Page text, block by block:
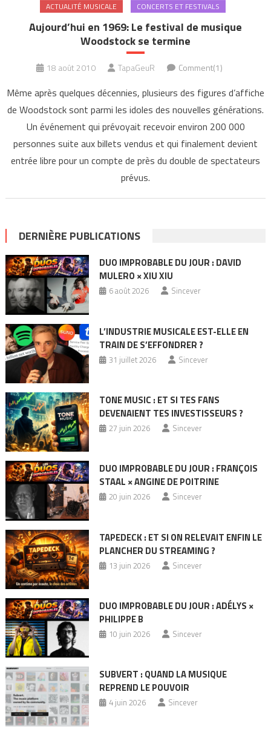
ACTUALITÉ MUSICALE CONCERTS ET FESTIVALS
Aujourd’hui en 1969: Le festival de musique
Woodstock se termine
18 août 2010 TapaGeuR Comment(1)
Même après quelques décennies, plusieurs des figures d’affiche
de Woodstock sont parmi les idoles des nouvelles générations.
Un événement qui prévoyait recevoir environ 200 000
personnes suite aux billets vendus et qui finalement devient
entrée libre pour un compte de près du double de spectateurs
prévus.
DERNIÈRE PUBLICATIONS
DUO IMPROBABLE DU JOUR : DAVID
MULERO × XIU XIU
6 août 2026 Sincever
L’INDUSTRIE MUSICALE EST-ELLE EN
TRAIN DE S’EFFONDRER ?
31 juillet 2026 Sincever
TONE MUSIC : ET SI TES FANS
DEVENAIENT TES INVESTISSEURS ?
27 juin 2026 Sincever
DUO IMPROBABLE DU JOUR : FRANÇOIS
STAAL × ANGINE DE POITRINE
20 juin 2026 Sincever
TAPEDECK : ET SI ON RELEVAIT ENFIN LE
PLANCHER DU STREAMING ?
13 juin 2026 Sincever
DUO IMPROBABLE DU JOUR : ADÉLYS ×
PHILIPPE B
10 juin 2026 Sincever
SUBVERT : QUAND LA MUSIQUE
REPREND LE POUVOIR
4 juin 2026 Sincever